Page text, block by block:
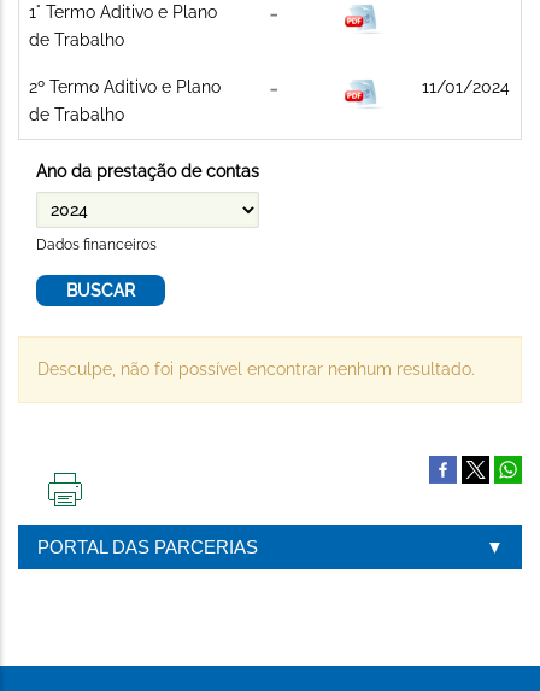
1° Termo Aditivo e Plano
de Trabalho
2º Termo Aditivo e Plano
de Trabalho
11/01/2024
Ano da prestação de contas
Dados financeiros
Desculpe, não foi possível encontrar nenhum resultado.
PÁGINA
PORTAL DAS PARCERIAS